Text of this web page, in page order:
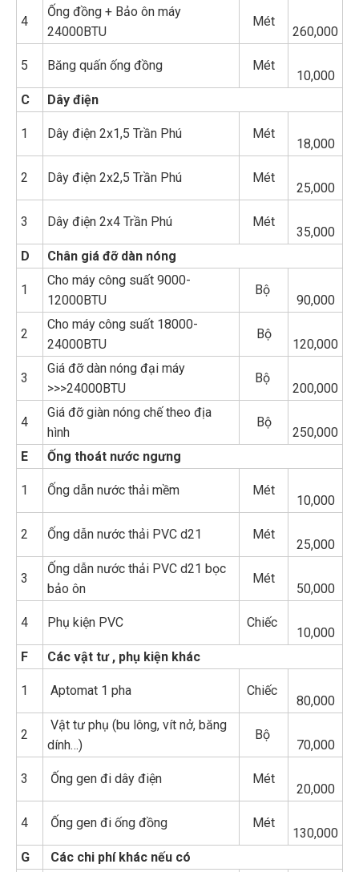
4
Ống đồng + Bảo ôn máy
24000BTU
Mét
260,000
5 Băng quấn ống đồng Mét
10,000
C
Dây điện
1 Dây điện 2x1,5 Trần Phú Mét
18,000
2 Dây điện 2x2,5 Trần Phú Mét
25,000
3 Dây điện 2x4 Trần Phú Mét
35,000
D
Chân giá đỡ dàn nóng
1
Cho máy công suất 9000-
12000BTU
Bộ
90,000
2
Cho máy công suất 18000-
24000BTU
Bộ
120,000
3
Giá đỡ dàn nóng đại máy
>>>24000BTU
Bộ
200,000
4
Giá đỡ giàn nóng chế theo địa
hình
Bộ
250,000
E
Ống thoát nước ngưng
1 Ống dẫn nước thải mềm Mét
10,000
2 Ống dẫn nước thải PVC d21 Mét
25,000
3
Ống dẫn nước thải PVC d21 bọc
bảo ôn
Mét
50,000
4 Phụ kiện PVC Chiếc
10,000
F
Các vật tư , phụ kiện khác
1 Aptomat 1 pha Chiếc
80,000
2
Vật tư phụ (bu lông, vít nở, băng
dính…)
Bộ
70,000
3 Ống gen đi dây điện Mét
20,000
4 Ống gen đi ống đồng Mét
130,000
G
Các chi phí khác nếu có